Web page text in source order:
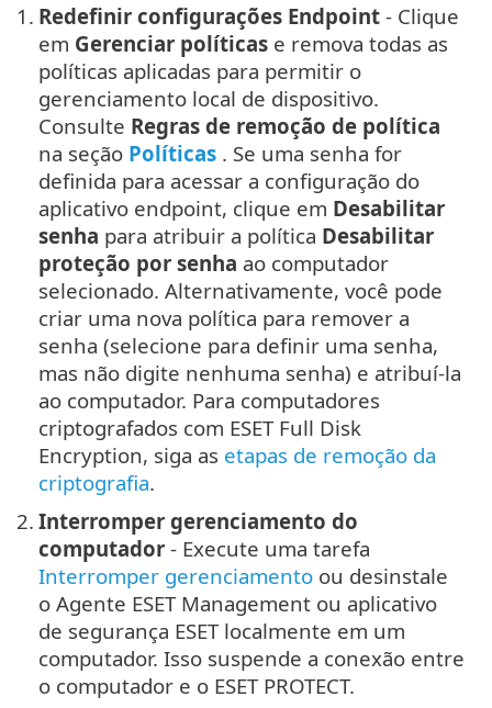
1. Redefinir configurações Endpoint - Clique
em Gerenciar políticas e remova todas as
políticas aplicadas para permitir o
gerenciamento local de dispositivo.
Consulte Regras de remoção de política
na seção Políticas . Se uma senha for
definida para acessar a configuração do
aplicativo endpoint, clique em Desabilitar
senha para atribuir a política Desabilitar
proteção por senha ao computador
selecionado. Alternativamente, você pode
criar uma nova política para remover a
senha (selecione para definir uma senha,
mas não digite nenhuma senha) e atribuí-la
ao computador. Para computadores
criptografados com ESET Full Disk
Encryption, siga as etapas de remoção da
criptografia.
2. Interromper gerenciamento do
computador - Execute uma tarefa
Interromper gerenciamento ou desinstale
o Agente ESET Management ou aplicativo
de segurança ESET localmente em um
computador. Isso suspende a conexão entre
o computador e o ESET PROTECT.